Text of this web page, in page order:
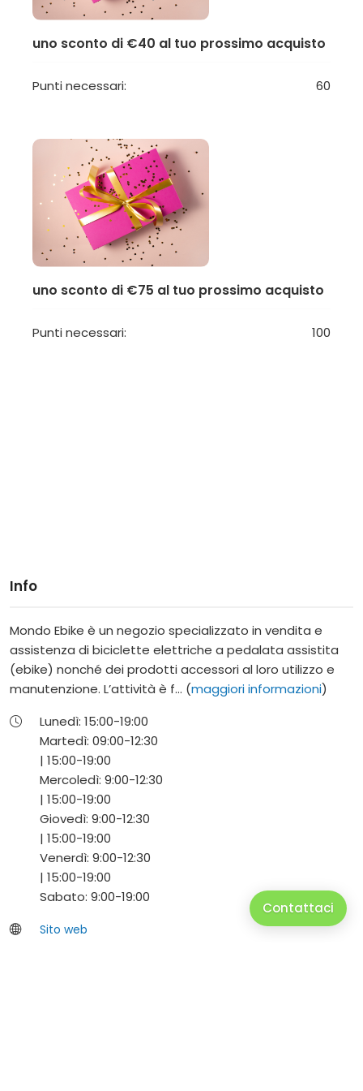
Contattaci
uno sconto di €40 al tuo prossimo acquisto
Punti necessari: 60
uno sconto di €75 al tuo prossimo acquisto
Punti necessari: 100
Info
Mondo Ebike è un negozio specializzato in vendita e
assistenza di biciclette elettriche a pedalata assistita
(ebike) nonché dei prodotti accessori al loro utilizzo e
manutenzione. L’attività è f... (maggiori informazioni)
Lunedì:15:00-19:00
Martedì:09:00-12:30
|15:00-19:00
Mercoledì:9:00-12:30
|15:00-19:00
Giovedì:9:00-12:30
|15:00-19:00
Venerdì:9:00-12:30
|15:00-19:00
Sabato:9:00-19:00
Sito web